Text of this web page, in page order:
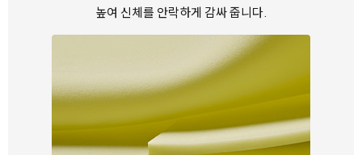
높여 신체를 안락하게 감싸 줍니다.